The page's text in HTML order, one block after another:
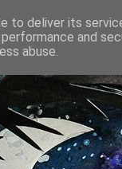
to deliver its
and
abuse.